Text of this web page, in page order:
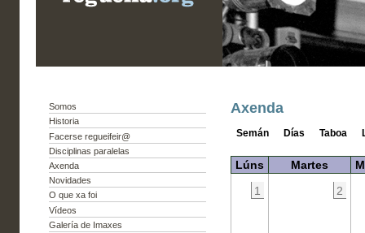
Somos
Historia
Facerse regueifeir@
Disciplinas paralelas
Axenda
Novidades
O que xa foi
Vídeos
Galería de Imaxes
Axenda
Semán Días Taboa
Lúns Martes
1
2